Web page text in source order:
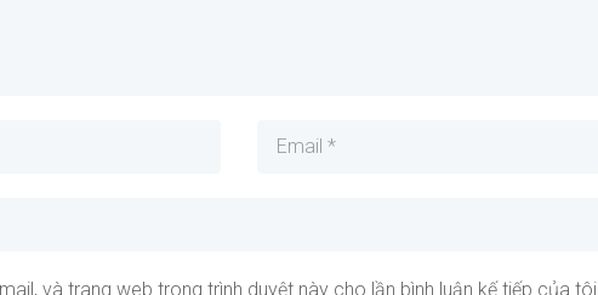
và trang web trong trình duyệt này cho lần bình luận kế tiếp của tôi.